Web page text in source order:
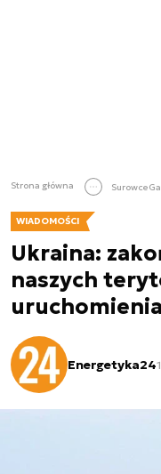
Strona główna Surowce
WIADOMOŚCI
Ukraina:
naszych
Energetyka24